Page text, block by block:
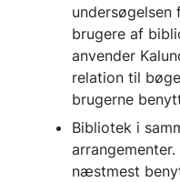
undersøgelsen
brugere af
anvender
relation til
brugerne
Bibliotek i
næstmest